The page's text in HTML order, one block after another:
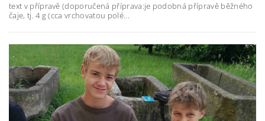
text v přípravě (doporučená příprava:je podobná přípravě běžného
čaje, tj. 4 g (cca vrchovatou polé...